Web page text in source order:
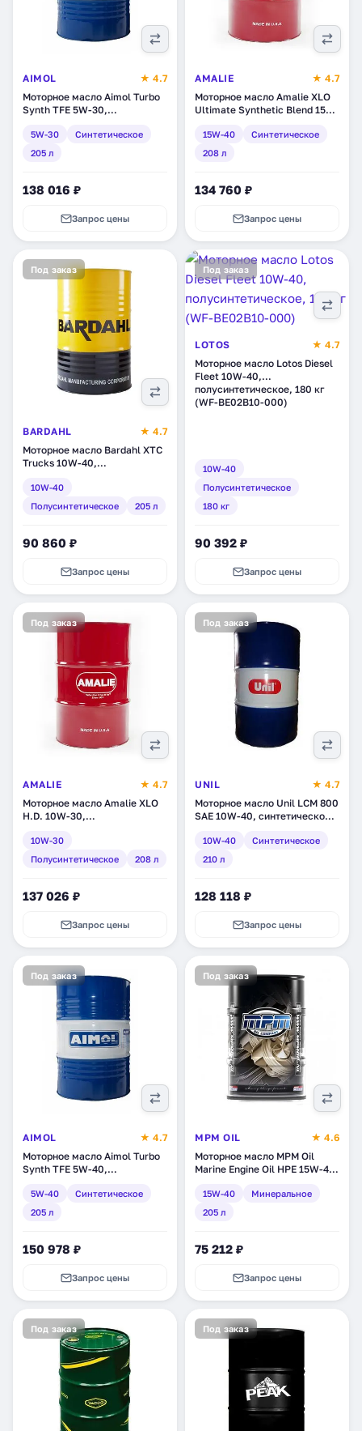
AIMOL
★ 4.7
Моторное масло Aimol Turbo
Synth TFE 5W-30,
5W-30
Синтетическое
205 л
138 016 ₽
Запрос цены
AMALIE
★ 4.7
Моторное масло Amalie XLO
Ultimate Synthetic Blend 15W-
(160-79103-05)
15W-40
Синтетическое
208 л
134 760 ₽
Запрос цены
Под заказ
BARDAHL
★ 4.7
Моторное масло Bardahl XTС
Trucks 10W-40,
(36109)
10W-40
Полусинтетическое
205 л
90 860 ₽
Запрос цены
Под заказ
LOTOS
★ 4.7
Моторное масло Lotos Diesel
Fleet 10W-40,
полусинтетическое, 180 кг
(WF-BE02B10-000)
10W-40
Полусинтетическое
180 кг
90 392 ₽
Запрос цены
Под заказ
AMALIE
★ 4.7
Моторное масло Amalie XLO
H.D. 10W-30,
(160-71773-05)
10W-30
Полусинтетическое
208 л
137 026 ₽
Запрос цены
Под заказ
UNIL
★ 4.7
Моторное масло Unil LCM 800
SAE 10W-40, синтетическое,
10W-40
Синтетическое
210 л
128 118 ₽
Запрос цены
Под заказ
AIMOL
★ 4.7
Моторное масло Aimol Turbo
Synth TFE 5W-40,
5W-40
Синтетическое
205 л
150 978 ₽
Запрос цены
Под заказ
MPM OIL
★ 4.6
Моторное масло MPM Oil
Marine Engine Oil HPE 15W-40,
(BL034205)
15W-40
Минеральное
205 л
75 212 ₽
Запрос цены
Под заказ Под заказ